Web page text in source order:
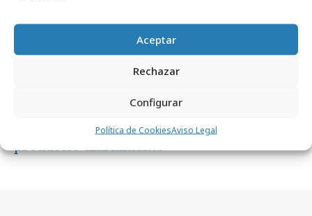
Aceptar
Rechazar
Configurar
Política de CookiesAviso Legal
viernes, 8 de noviembre 2019
El 74% de los compradores móviles busca
productos diariamente